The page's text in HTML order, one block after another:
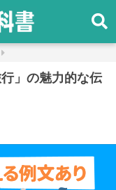
」の魅力的な伝